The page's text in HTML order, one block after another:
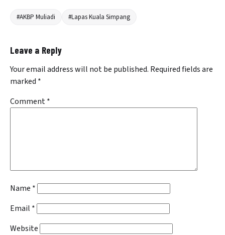
#AKBP Muliadi #Lapas Kuala Simpang
Leave a Reply
Your email address will not be published. Required fields are
marked *
Comment*
Name *
Email *
Website